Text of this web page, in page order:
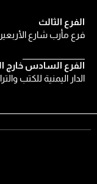
الفرع الثالث
فرع مأرب شارع
الفرع السادس خارج
الدار اليمنية للكتب